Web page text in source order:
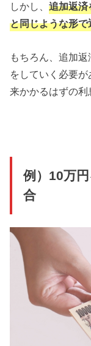
しかし、追加返済
と同じような形
もちろん、追加
をしていく必要
来かかるはずの利
例）10万
合